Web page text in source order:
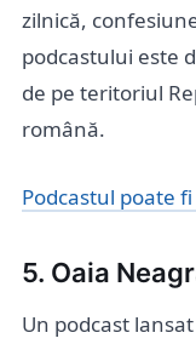
zilnică,
podcastului este
de pe teritoriul
română.
Podcastul poate
5. Oaia
Un podcast